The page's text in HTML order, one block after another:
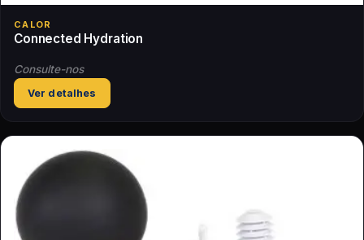
CALOR
Connected Hydration
Consulte-nos
Ver detalhes